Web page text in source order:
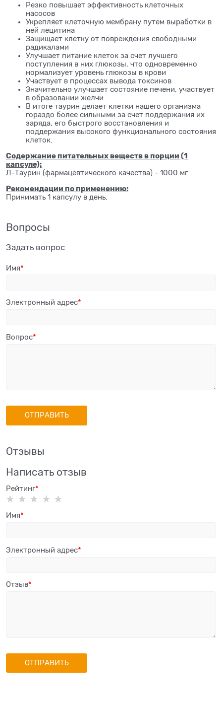
Резко повышает эффективность клеточных
насосов
Укрепляет клеточную мембрану путем выработки в
ней лецитина
Защищает клетку от повреждения свободными
радикалами
Улучшает питание клеток за счет лучшего
поступления в них глюкозы, что одновременно
нормализует уровень глюкозы в крови
Участвует в процессах вывода токсинов
Значительно улучшает состояние печени, участвует
в образовании желчи
В итоге таурин делает клетки нашего организма
гораздо более сильными за счет поддержания их
заряда, его быстрого восстановления и
поддержания высокого функционального состояния
клеток.
Содержание питательных веществ в порции (1
капсуле):
Л-Таурин (фармацевтического качества) - 1000 мг
Рекомендации по применению:
Принимать 1 капсулу в день.
Вопросы
Задать вопрос
Имя
Электронный адрес
Вопрос
Отзывы
Написать отзыв
Рейтинг
Имя
Электронный адрес
Отзыв